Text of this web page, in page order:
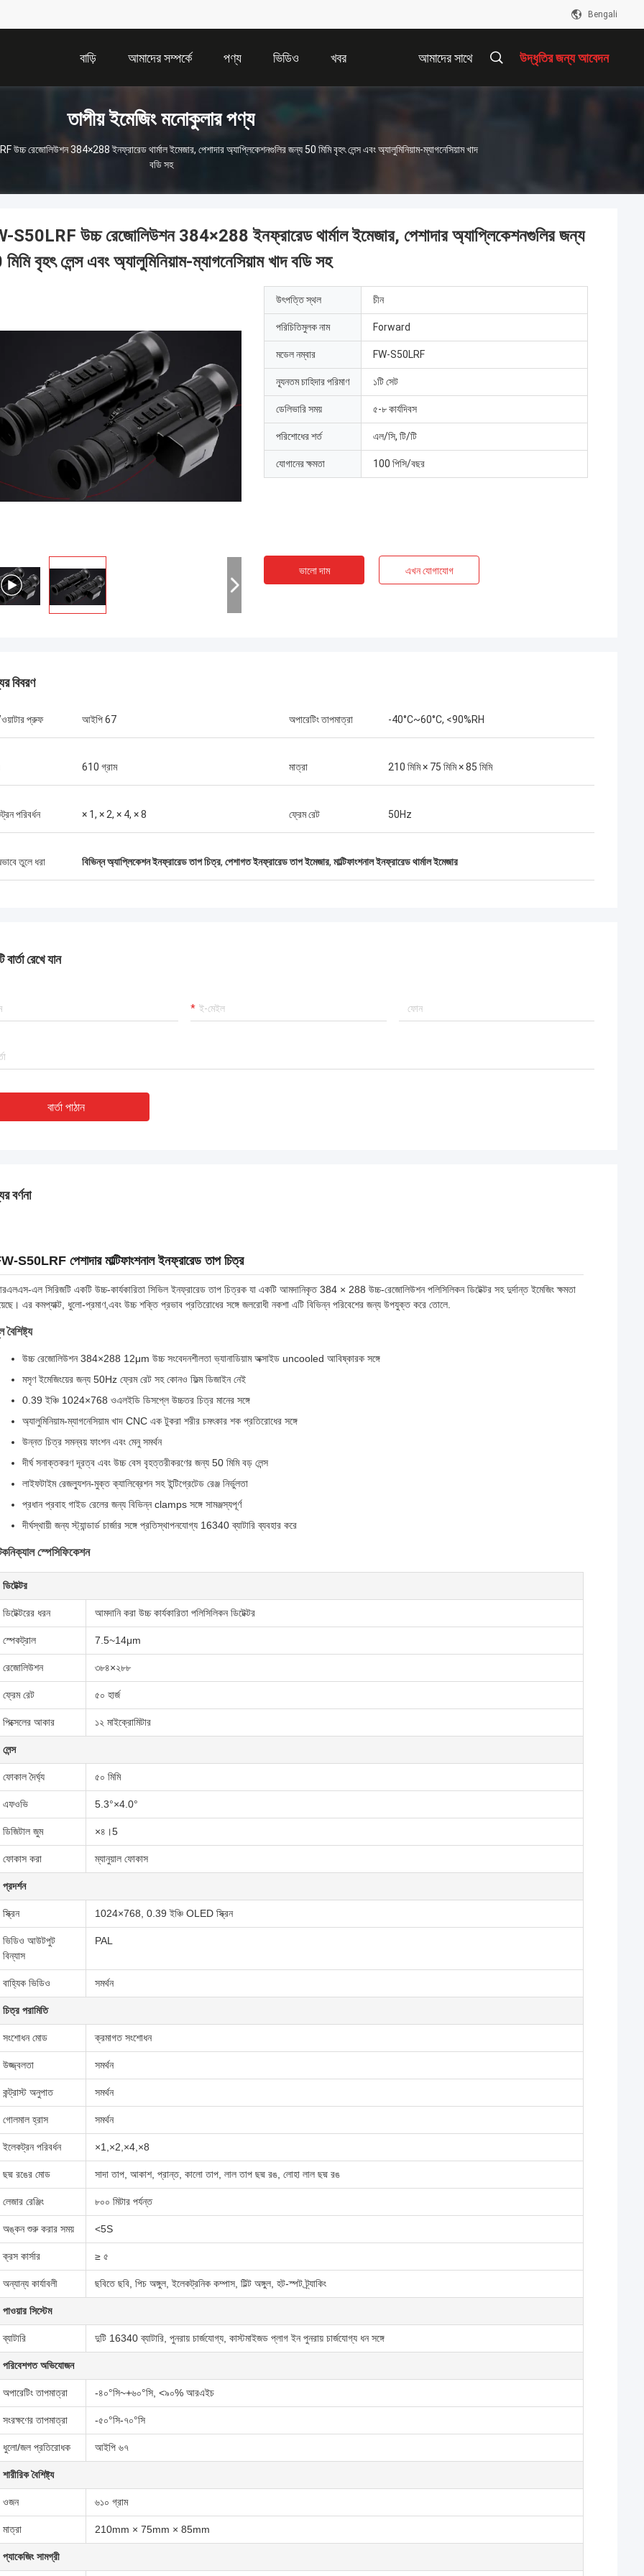
Bengali
বাড়ি আমাদের সম্পর্কে পণ্য ভিডিও খবর আমাদের সাথে উদ্ধৃতির জন্য আবেদন
তাপীয় ইমেজিং মনোকুলার পণ্য
উচ্চ রেজোলিউশন 384×288 ইনফ্রারেড থার্মাল ইমেজার, পেশাদার অ্যাপ্লিকেশনগুলির জন্য 50 মিমি বৃহৎ লেন্স এবং অ্যালুমিনিয়াম-ম্যাগনেসিয়াম খাদ
বডি সহ
গ্রেগ ব্লেডস
সেরা মূল্য 2আশা করি ভবিষ্যতে আমরা
সিজে-৬ ভ্রাতৃত্বের মধ্যে সিসিয়ান ফরওয়ার্ড
কথা ছড়িয়ে দেব।
S50LRF উচ্চ রেজোলিউশন 384×288 ইনফ্রারেড থার্মাল ইমেজার, পেশাদার অ্যাপ্লিকেশনগুলির জন্য
বৃহৎ লেন্স এবং অ্যালুমিনিয়াম-ম্যাগনেসিয়াম খাদ বডি সহ
উৎপত্তি স্থল চীন
পরিচিতিমুলক নাম Forward
মডেল নম্বার FW-S50LRF
ন্যূনতম চাহিদার পরিমাণ ১টি সেট
ডেলিভারি সময় ৫-৮ কার্যদিবস
পরিশোধের শর্ত এল/সি, টি/টি
যোগানের ক্ষমতা 100 পিসি/বছর
ভালো দাম এখন যোগাযোগ
বিবরণ
প্রুফ আইপি 67 অপারেটিং তাপমাত্রা -40°C~60°C, <90%RH
610 গ্রাম মাত্রা 210 মিমি × 75 মিমি × 85 মিমি
পরিবর্ধন × 1, × 2, × 4, × 8 ফ্রেম রেট 50Hz
তুলে ধরা বিভিন্ন অ্যাপ্লিকেশন ইনফ্রারেড তাপ চিত্র, পেশাগত ইনফ্রারেড তাপ ইমেজার, মাল্টিফাংশনাল ইনফ্রারেড থার্মাল ইমেজার
বার্তা রেখে যান
বার্তা পাঠান
বর্ণনা
S50LRF পেশাদার মাল্টিফাংশনাল ইনফ্রারেড তাপ চিত্র
এল সিরিজটি একটি উচ্চ-কার্যকারিতা সিভিল ইনফ্রারেড তাপ চিত্রক যা একটি আমদানিকৃত 384 × 288 উচ্চ-রেজোলিউশন পলিসিলিকন ডিটেক্টর সহ দুর্দান্ত ইমেজিং ক্ষমতা
এর কমপ্যাক্ট, ধুলো-প্রমাণ,এবং উচ্চ শক্তি প্রভাব প্রতিরোধের সঙ্গে জলরোধী নকশা এটি বিভিন্ন পরিবেশের জন্য উপযুক্ত করে তোলে.
বৈশিষ্ট্য
উচ্চ রেজোলিউশন 384×288 12μm উচ্চ সংবেদনশীলতা ভ্যানাডিয়াম অক্সাইড uncooled আবিষ্কারক সঙ্গে
মসৃণ ইমেজিংয়ের জন্য 50Hz ফ্রেম রেট সহ কোনও ফিল্ম ডিজাইন নেই
0.39 ইঞ্চি 1024×768 ওএলইডি ডিসপ্লে উচ্চতর চিত্র মানের সঙ্গে
অ্যালুমিনিয়াম-ম্যাগনেসিয়াম খাদ CNC এক টুকরা শরীর চমৎকার শক প্রতিরোধের সঙ্গে
উন্নত চিত্র সমন্বয় ফাংশন এবং মেনু সমর্থন
দীর্ঘ সনাক্তকরণ দূরত্ব এবং উচ্চ বেস বৃহত্তরীকরণের জন্য 50 মিমি বড় লেন্স
লাইফটাইম রেজল্যুশন-মুক্ত ক্যালিব্রেশন সহ ইন্টিগ্রেটেড রেঞ্জ নির্ভুলতা
প্রধান প্রবাহ গাইড রেলের জন্য বিভিন্ন clamps সঙ্গে সামঞ্জস্যপূর্ণ
দীর্ঘস্থায়ী জন্য স্ট্যান্ডার্ড চার্জার সঙ্গে প্রতিস্থাপনযোগ্য 16340 ব্যাটারি ব্যবহার করে
স্পেসিফিকেশন
ডিটেক্টর
ডিটেক্টরের ধরন আমদানি করা উচ্চ কার্যকারিতা পলিসিলিকন ডিটেক্টর
স্পেকট্রাল 7.5~14μm
রেজোলিউশন ৩৮৪×২৮৮
ফ্রেম রেট ৫০ হার্জ
পিক্সেলের আকার ১২ মাইক্রোমিটার
লেন্স
ফোকাল দৈর্ঘ্য ৫০ মিমি
এফওভি 5.3°×4.0°
ডিজিটাল জুম ×৪।5
ফোকাস করা ম্যানুয়াল ফোকাস
প্রদর্শন
স্ক্রিন 1024×768, 0.39 ইঞ্চি OLED স্ক্রিন
ভিডিও আউটপুট
বিন্যাস
PAL
বাহ্যিক ভিডিও সমর্থন
চিত্র পরামিতি
সংশোধন মোড ক্রমাগত সংশোধন
উজ্জ্বলতা সমর্থন
কন্ট্রাস্ট অনুপাত সমর্থন
গোলমাল হ্রাস সমর্থন
ইলেকট্রন পরিবর্ধন ×1,×2,×4,×8
ছদ্ম রঙের মোড সাদা তাপ, আকাশ, প্রান্ত, কালো তাপ, লাল তাপ ছদ্ম রঙ, লোহা লাল ছদ্ম রঙ
লেজার রেঞ্জিং ৮০০ মিটার পর্যন্ত
অঙ্কন শুরু করার সময় <5S
ক্রস কার্সার ≥ ৫
অন্যান্য কার্যাবলী ছবিতে ছবি, পিচ অঙ্গুল, ইলেকট্রনিক কম্পাস, টিল্ট অঙ্গুল, হট-স্পট ট্র্যাকিং
পাওয়ার সিস্টেম
ব্যাটারি দুটি 16340 ব্যাটারি, পুনরায় চার্জযোগ্য, কাস্টমাইজড প্লাগ ইন পুনরায় চার্জযোগ্য ধন সঙ্গে
পরিবেশগত অভিযোজন
অপারেটিং তাপমাত্রা -৪০°সি~+৬০°সি, <৯০% আরএইচ
সংরক্ষণের তাপমাত্রা -৫০°সি-৭০°সি
ধুলো/জল প্রতিরোধক আইপি ৬৭
শারীরিক বৈশিষ্ট্য
ওজন ৬১০ গ্রাম
মাত্রা 210mm × 75mm × 85mm
প্যাকেজিং সামগ্রী